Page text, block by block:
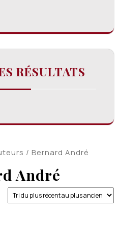
/ Bernard André
André
RÉSULTATS